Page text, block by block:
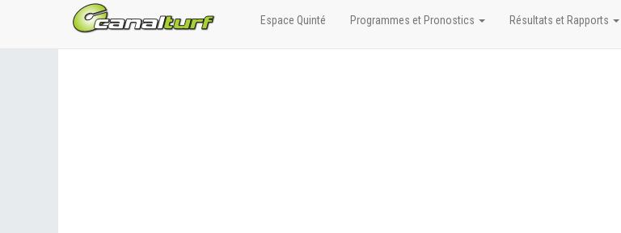
Espace Quinté Programmes et Pronostics Résultats et Rapports